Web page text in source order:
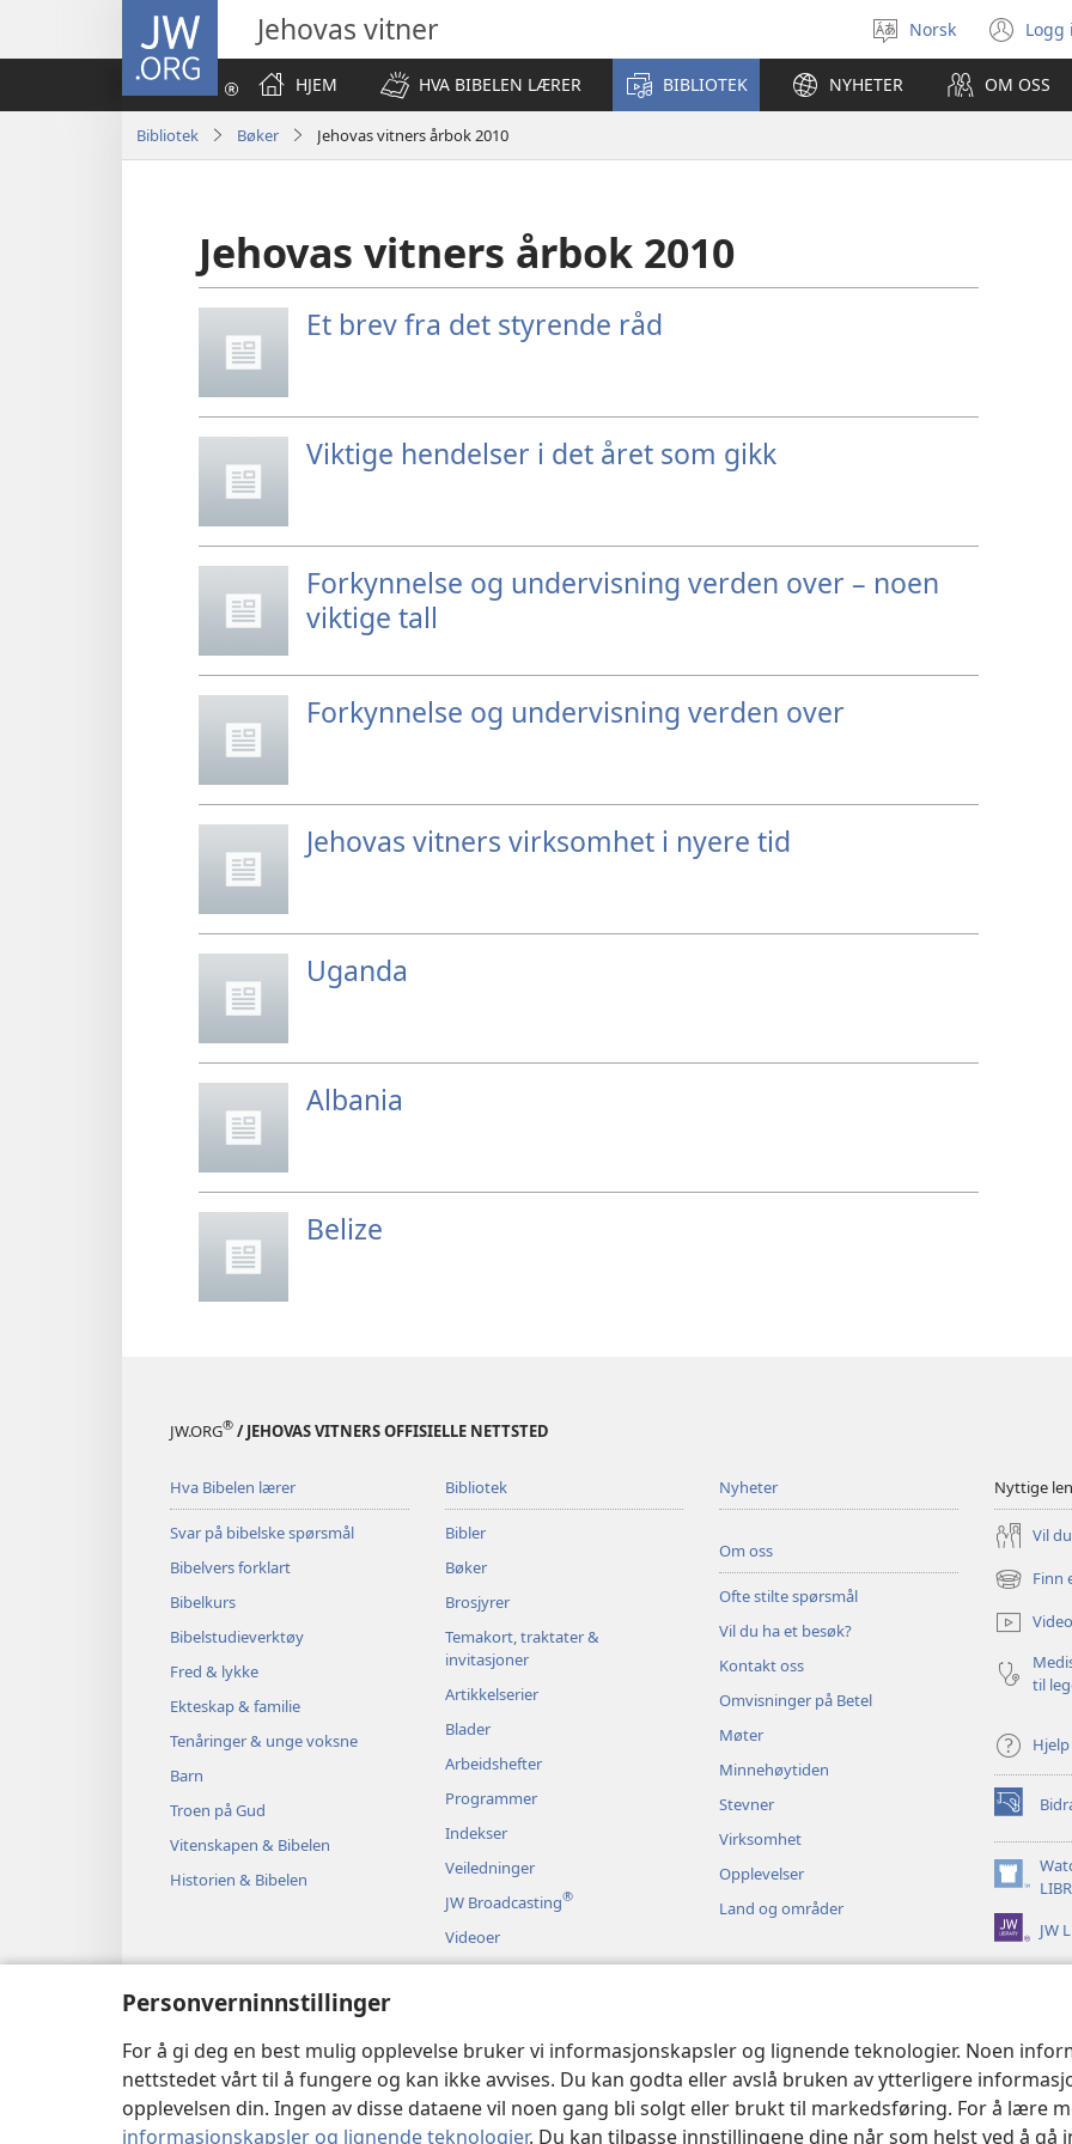
Personverninnstillinger
For å gi deg en best mulig opplevelse bruker vi informasjonskapsler og lignende teknologier. Noen
nettstedet vårt til å fungere og kan ikke avvises. Du kan godta eller avslå bruken av ytterligere
opplevelsen din. Ingen av disse dataene vil noen gang bli solgt eller brukt til markedsføring. For å lære
informasjonskapsler og lignende teknologier. Du kan tilpasse innstillingene dine når som helst ved å gå
JW.ORG Jehovas vitner
Velg
språk
Norsk Logg
nytt
HJEM
HVA BIBELEN LÆRER BIBLIOTEK NYHETER OM OSS
Bibliotek Bøker Jehovas vitners årbok 2010
Jehovas vitners årbok 2010
Et brev fra det styrende råd
Viktige hendelser i det året som gikk
Forkynnelse og undervisning verden over – noen
viktige tall
Forkynnelse og undervisning verden over
Jehovas vitners virksomhet i nyere tid
Uganda
Albania
Belize
JW.ORG® / JEHOVAS VITNERS OFFISIELLE NETTSTED
Hva Bibelen lærer
Svar på bibelske spørsmål
Bibelvers forklart
Bibelkurs
Bibelstudieverktøy
Fred & lykke
Ekteskap & familie
Tenåringer & unge voksne
Barn
Troen på Gud
Vitenskapen & Bibelen
Historien & Bibelen
Bibliotek
Bibler
Bøker
Brosjyrer
Temakort, traktater &
invitasjoner
Artikkelserier
Blader
Arbeidshefter
Programmer
Indekser
Veiledninger
JW Broadcasting®
Videoer
Musikk
Dramatiserte bibelopplesninger
Nyheter
Om oss
Ofte stilte spørsmål
Vil du ha et besøk?
Kontakt oss
Omvisninger på Betel
Møter
Minnehøytiden
Stevner
Virksomhet
Opplevelser
Land og områder
Nyttige
Vil
Finn
(åpner
nytt
vindu)
til
Hjelp
(åpner
nytt
vindu)
(åpner
nytt
vindu) JW